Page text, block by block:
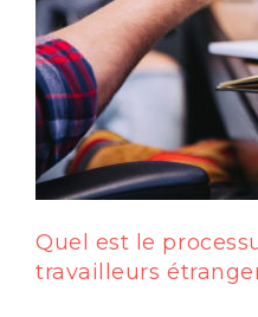
Quel est le
travailleurs